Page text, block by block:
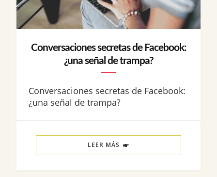
Conversaciones secretas de Facebook:
¿una señal de trampa?
Conversaciones secretas de Facebook:
¿una señal de trampa?
LEER MÁS